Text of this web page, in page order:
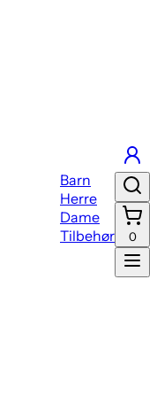
Barn
Herre
Dame
Tilbehør
0